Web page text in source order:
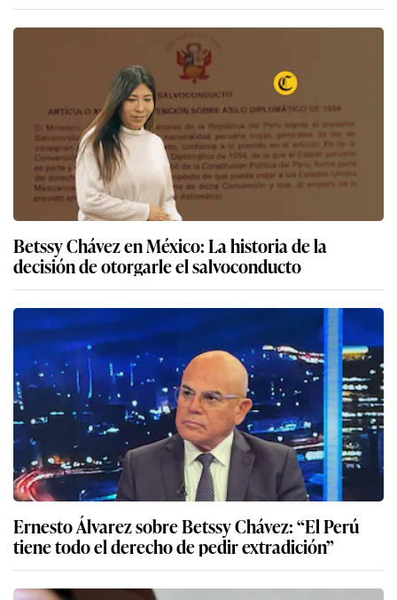
Betssy Chávez en México: La historia de la
decisión de otorgarle el salvoconducto
Ernesto Álvarez sobre Betssy Chávez: “El Perú
tiene todo el derecho de pedir extradición”